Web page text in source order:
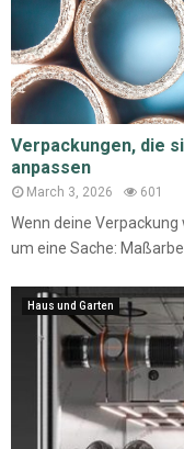
Verpackungen, die
anpassen
March 3, 2026 601
Wenn deine
um eine Sache:
Haus und Garten